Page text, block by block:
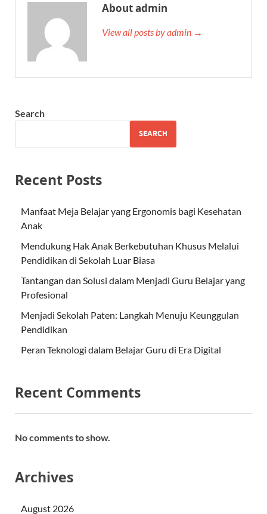
About admin
View all posts by admin →
Search
SEARCH
Recent Posts
Manfaat Meja Belajar yang Ergonomis bagi Kesehatan
Anak
Mendukung Hak Anak Berkebutuhan Khusus Melalui
Pendidikan di Sekolah Luar Biasa
Tantangan dan Solusi dalam Menjadi Guru Belajar yang
Profesional
Menjadi Sekolah Paten: Langkah Menuju Keunggulan
Pendidikan
Peran Teknologi dalam Belajar Guru di Era Digital
Recent Comments
No comments to show.
Archives
August 2026